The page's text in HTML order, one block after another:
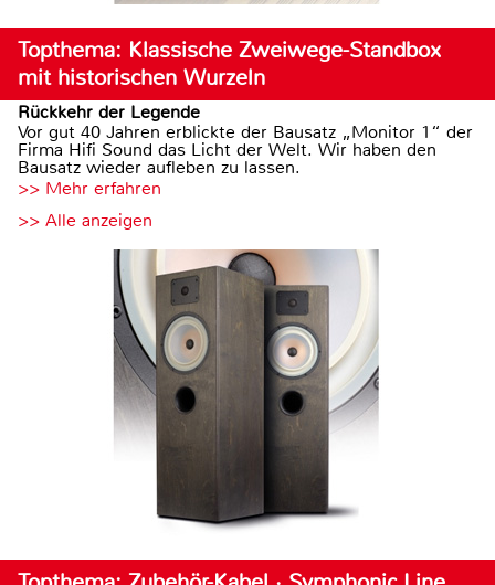
Topthema: Klassische Zweiwege-Standbox
mit historischen Wurzeln
Rückkehr der Legende
Vor gut 40 Jahren erblickte der Bausatz „Monitor 1“ der
Firma Hifi Sound das Licht der Welt. Wir haben den
Bausatz wieder aufleben zu lassen.
>> Mehr erfahren
>> Alle anzeigen